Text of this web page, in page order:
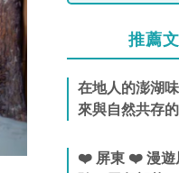
推薦
在地人的澎湖
來與自然共存
❤️ 屏東 ❤️ 漫遊